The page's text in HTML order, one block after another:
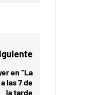
Entrada
siguiente:
en “La
las 7 de
la tarde